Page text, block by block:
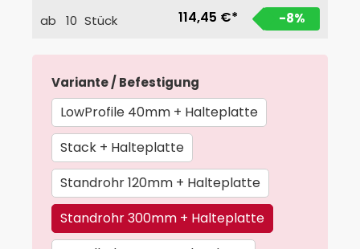
ab 10 Stück 114,45 €* -8%
Variante / Befestigung
LowProfile 40mm + Halteplatte
Stack + Halteplatte
Standrohr 120mm + Halteplatte
Standrohr 300mm + Halteplatte